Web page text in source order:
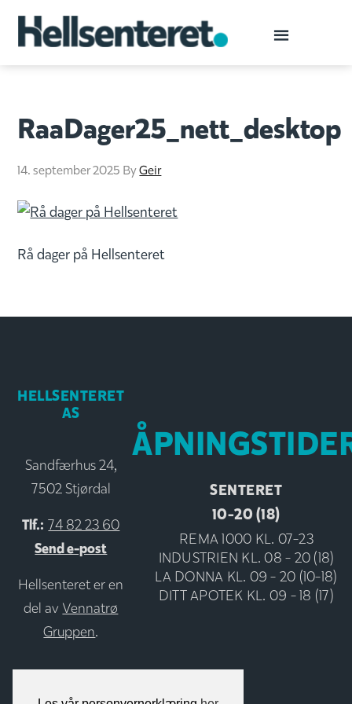
RaaDager25_nett_desktop
14. september 2025 ByGeir
Rå dager på Hellsenteret
HELLSENTERET
AS
Sandfærhus 24,
7502 Stjørdal
Tlf.: 74 82 23 60
Send e-post
Hellsenteret er en
del av Vennatrø
Gruppen.
SENTERET
10-20 (18)
REMA 1000 KL. 07-23
INDUSTRIEN KL. 08 - 20 (18)
LA DONNA KL. 09 - 20 (10-18)
DITT APOTEK KL. 09 - 18 (17)